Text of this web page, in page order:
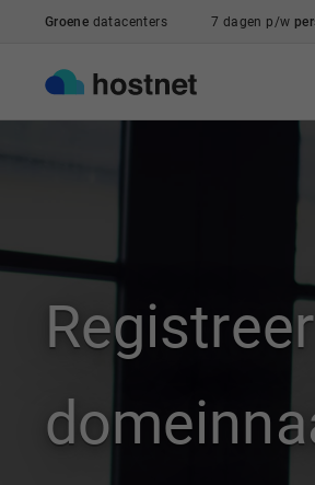
Ga naar de hoofdinhoud
Groene datacenters 7 dagen p/w